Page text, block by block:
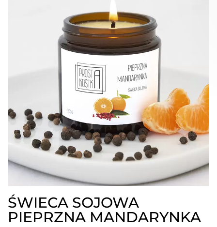
ŚWIECA SOJOWA
PIEPRZNA MANDARYNKA